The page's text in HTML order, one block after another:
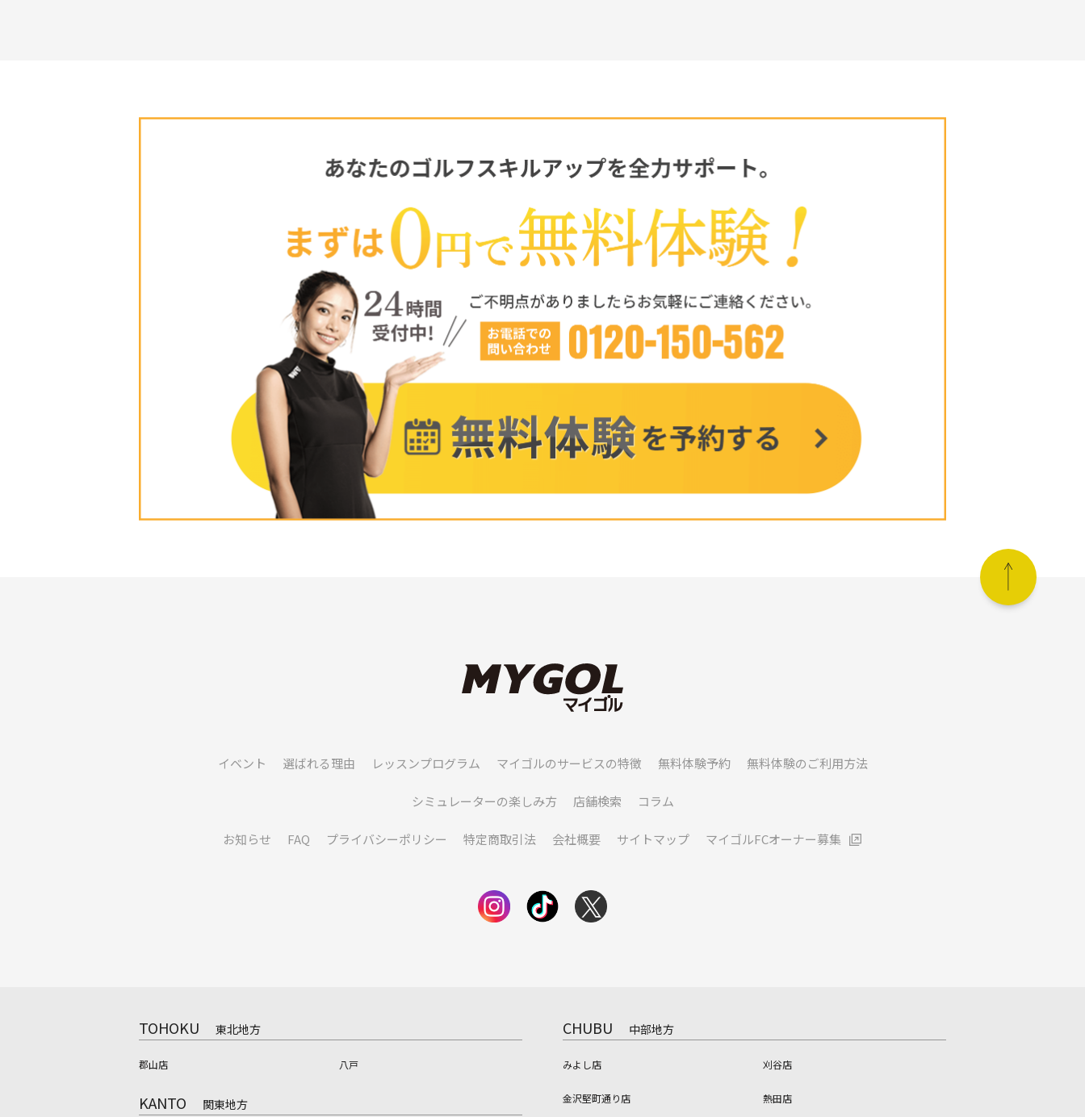
イベント 選ばれる理由 レッスンプログラム マイゴルのサービスの特徴 無料体験予約 無料体験のご利用方法
シミュレーターの楽しみ方 店舗検索 コラム
お知らせ FAQ プライバシーポリシー 特定商取引法 会社概要 サイトマップ マイゴルFCオーナー募集
TOHOKU 東北地方
郡山店 八戸
KANTO 関東地方
CHUBU 中部地方
みよし店 刈谷店
金沢堅町通り店 熱田店